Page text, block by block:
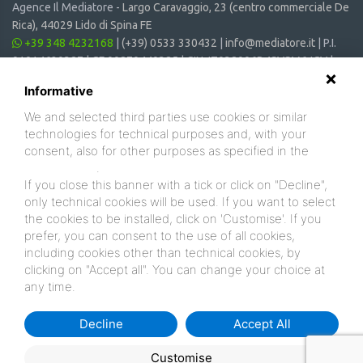
Agence Il Mediatore - Largo Caravaggio, 23 (centro commerciale De
Rica), 44029 Lido di Spina FE
+39 348 4232168
(+39) 0533 330432 info@mediatore.it | P.I.
01014620387 | CF 00870440385 | CIN: IT038006B4SVSM6JCV |
Informative
We and selected third parties use cookies or similar
technologies for technical purposes and, with your
consent, also for other purposes as specified in the
.
If you close this banner with a tick or click on "Decline",
only technical cookies will be used. If you want to select
the cookies to be installed, click on 'Customise'. If you
prefer, you can consent to the use of all cookies,
including cookies other than technical cookies, by
clicking on "Accept all". You can change your choice at
any time.
Customise
Decline Accept All